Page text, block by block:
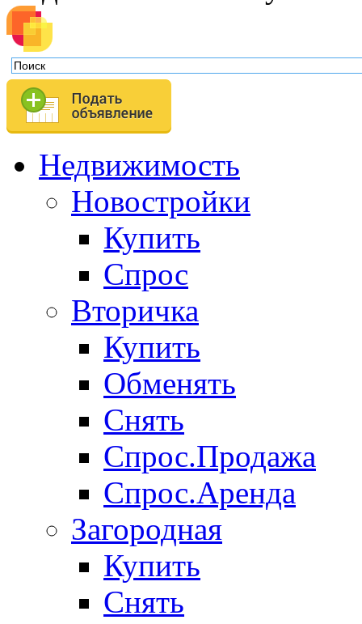
Недвижимость
Новостройки
Купить
Спрос
Вторичка
Купить
Обменять
Снять
Спрос.Продажа
Спрос.Аренда
Загородная
Купить
Снять